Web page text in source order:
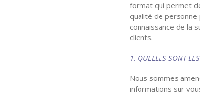
format qui permet
qualité de personne
connaissance de la
clients.
1. QUELLES SONT
Nous sommes
informations sur